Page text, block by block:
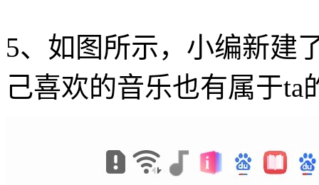
5、如图所示，小编新建
己喜欢的音乐也有属于ta